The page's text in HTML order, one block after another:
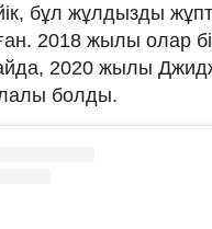
бұл жұлдызды
2018 жылы олар
2020 жылы
болды.